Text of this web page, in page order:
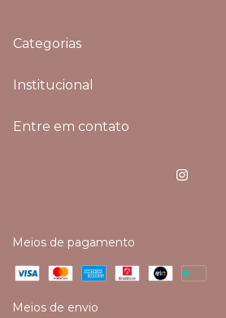
Categorias
Institucional
Entre em contato
Meios de pagamento
Meios de envio